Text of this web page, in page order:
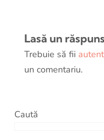
Lasă un răspuns
Trebuie să fii
un comentariu.
Caută